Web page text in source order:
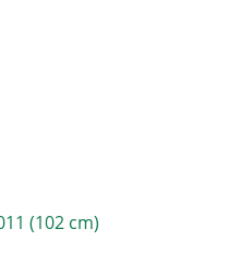
(102 cm)